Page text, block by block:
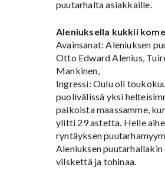
puutarhalta asiakkaille.
Aleniuksella kukkii
Avainsanat: Aleniuksen
Otto Edward Alenius,
Mankinen,
Ingressi: Oulu oli
puolivälissä yksi
paikoista maassamme,
ylitti 29 astetta. Helle
ryntäyksen
Aleniuksen puutarhallakin
vilskettä ja tohinaa.